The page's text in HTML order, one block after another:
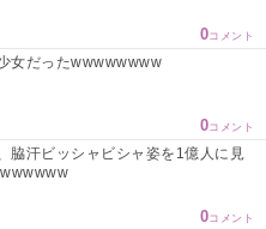
0コメント
女だったwwwwwwww
0コメント
脇汗ビッシャビシャ姿を1億人に見
0コメント